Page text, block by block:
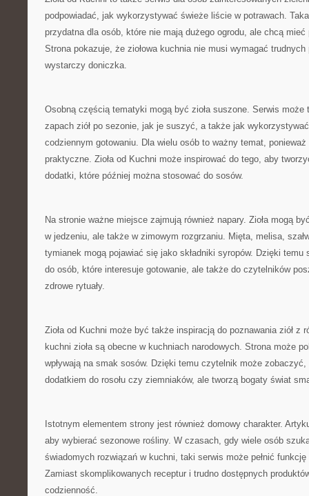
podpowiadać, jak wykorzystywać świeże liście w potrawach.
przydatna dla osób, które nie mają dużego ogrodu, ale chcą
Strona pokazuje, że ziołowa kuchnia nie musi wymagać
wystarczy doniczka.
Osobną częścią tematyki mogą być zioła suszone. Serwis może
zapach ziół po sezonie, jak je suszyć, a także jak
codziennym gotowaniu. Dla wielu osób to ważny temat, ponieważ
praktyczne. Zioła od Kuchni może inspirować do tego, aby
dodatki, które później można stosować do sosów.
Na stronie ważne miejsce zajmują również napary. Zioła mogą
w jedzeniu, ale także w zimowym rozgrzaniu. Mięta, melisa,
tymianek mogą pojawiać się jako składniki syropów. Dzięki
do osób, które interesuje gotowanie, ale także do czytelników
zdrowe rytuały.
Zioła od Kuchni może być także inspiracją do poznawania ziół z
kuchni zioła są obecne w kuchniach narodowych. Strona może
wpływają na smak sosów. Dzięki temu czytelnik może zobaczyć,
dodatkiem do rosołu czy ziemniaków, ale tworzą bogaty świat
Istotnym elementem strony jest również domowy charakter.
aby wybierać sezonowe rośliny. W czasach, gdy wiele osób
świadomych rozwiązań w kuchni, taki serwis może pełnić
Zamiast skomplikowanych receptur i trudno dostępnych
codzienność.